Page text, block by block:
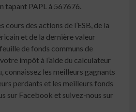
tapant PAPL à 567676.
des actions de l’ESB, de la
et de la dernière valeur
de fonds communs de
impôt à l’aide du calculateur
connaissez les meilleurs gagnants
perdants et les meilleurs fonds
sur Facebook et suivez-nous sur